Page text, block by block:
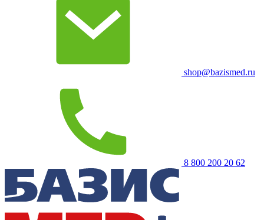
shop@bazismed.ru
8 800 200 20 62